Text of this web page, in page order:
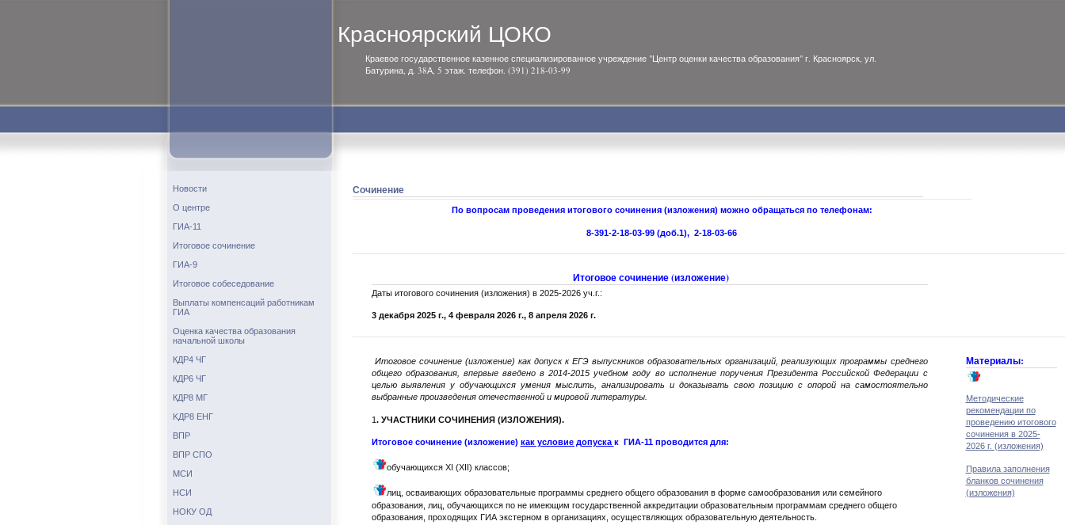
Красноярский ЦОКО
Краевое государственное казенное специализированное учреждение "Центр оценки качества образования" г. Красноярск, ул.
Батурина, д. 38А, 5 этаж. телефон. (391) 218-03-99
Сочинение
По вопросам проведения итогового сочинения (изложения) можно обращаться по телефонам:
8-391-2-18-03-99 (доб.1), 2-18-03-66
Итоговое сочинение (изложение)
Даты итогового сочинения (изложения) в 2025-2026 уч.г.:
3 декабря 2025 г., 4 февраля 2026 г., 8 апреля 2026 г.
Итоговое сочинение (изложение) как допуск к ЕГЭ выпускников образовательных организаций, реализующих программы среднего
общего образования, впервые введено в 2014-2015 учебном году во исполнение поручения Президента Российской Федерации с
целью выявления у обучающихся умения мыслить, анализировать и доказывать свою позицию с опорой на самостоятельно
выбранные произведения отечественной и мировой литературы.
1. УЧАСТНИКИ СОЧИНЕНИЯ (ИЗЛОЖЕНИЯ).
Итоговое сочинение (изложение) как условие допуска к ГИА-11 проводится для:
обучающихся XI (XII) классов;
лиц, осваивающих образовательные программы среднего общего образования в форме самообразования или семейного
образования, лиц, обучающихся по не имеющим государственной аккредитации образовательным программам среднего общего
образования, проходящих ГИА экстерном в организациях, осуществляющих образовательную деятельность.
Материалы:
Методические
рекомендации по
проведению итогового
сочинения в 2025-
2026 г. (изложения)
Правила заполнения
бланков сочинения
(изложения)
Новости
О центре
ГИА-11
Итоговое сочинение
ГИА-9
Итоговое собеседование
Выплаты компенсаций работникам
ГИА
Оценка качества образования
начальной школы
КДР4 ЧГ
КДР6 ЧГ
КДР8 МГ
KДР8 ЕНГ
ВПР
ВПР СПО
МСИ
НСИ
НОКУ ОД